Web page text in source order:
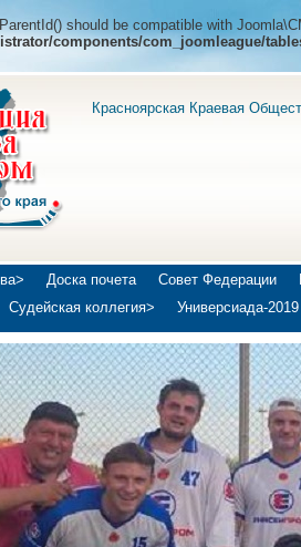
should be compatible with
components/com_joomleague/
Красноярская Краевая
Доска почета Совет Федерации
Судейская коллегия>
Универсиада-2019